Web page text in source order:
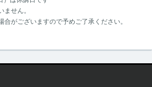
ません。
合がございますので予めご了承ください。